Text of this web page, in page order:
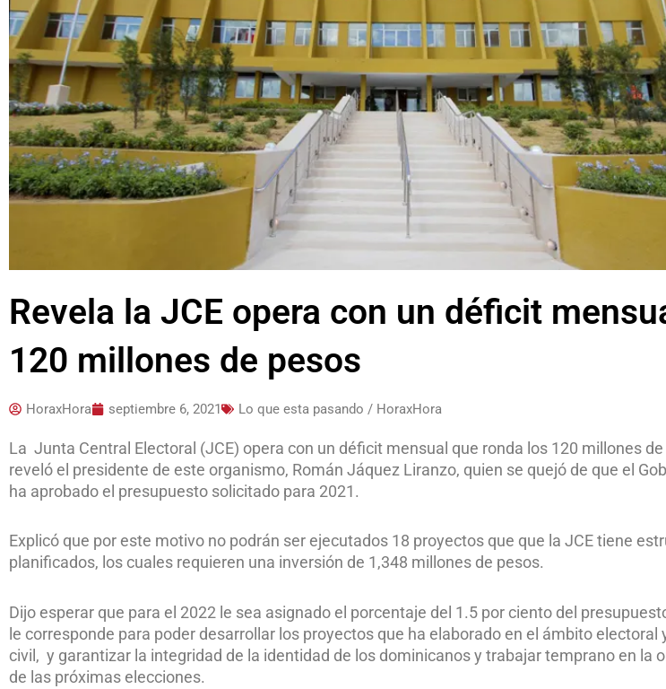
Revela la JCE opera con un déficit
120 millones de pesos
HoraxHora septiembre 6, 2021 Lo que esta pasando / HoraxHora
La Junta Central Electoral (JCE) opera con un déficit mensual que ronda los 120 millones de
reveló el presidente de este organismo, Román Jáquez Liranzo, quien se quejó de que el
ha aprobado el presupuesto solicitado para 2021.
Explicó que por este motivo no podrán ser ejecutados 18 proyectos que que la JCE tiene
planificados, los cuales requieren una inversión de 1,348 millones de pesos.
Dijo esperar que para el 2022 le sea asignado el porcentaje del 1.5 por ciento del
le corresponde para poder desarrollar los proyectos que ha elaborado en el ámbito electoral
civil, y garantizar la integridad de la identidad de los dominicanos y trabajar temprano en la
de las próximas elecciones.